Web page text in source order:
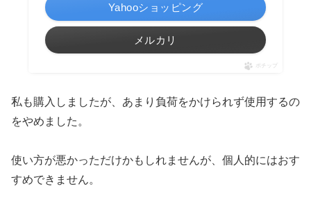
Yahooショッピング
メルカリ
ポチップ
私も購入しましたが、あまり負荷をかけられず使用するの
をやめました。
使い方が悪かっただけかもしれませんが、個人的にはおす
すめできません。